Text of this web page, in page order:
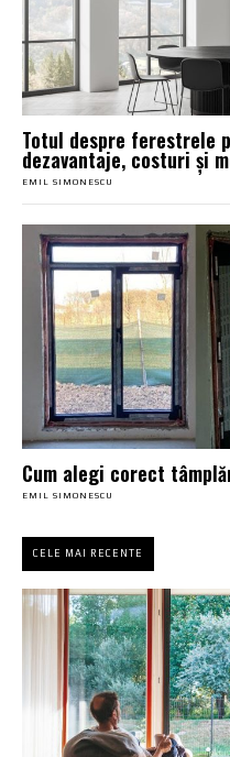
Totul despre ferestrele
dezavantaje, costuri și
EMIL SIMONESCU
Cum alegi corect
EMIL SIMONESCU
CELE MAI RECENTE